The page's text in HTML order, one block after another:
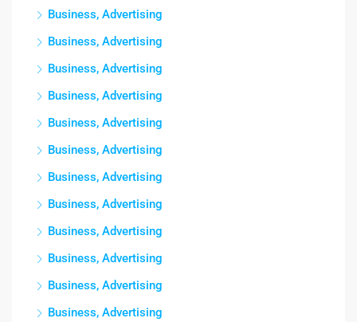
Business, Advertising
Business, Advertising
Business, Advertising
Business, Advertising
Business, Advertising
Business, Advertising
Business, Advertising
Business, Advertising
Business, Advertising
Business, Advertising
Business, Advertising
Business, Advertising